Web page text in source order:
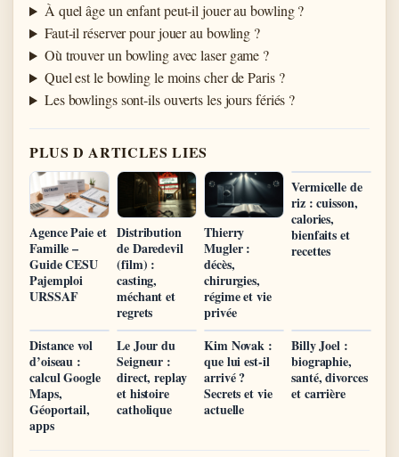
À quel âge un enfant peut-il jouer au bowling ?
Faut-il réserver pour jouer au bowling ?
Où trouver un bowling avec laser game ?
Quel est le bowling le moins cher de Paris ?
Les bowlings sont-ils ouverts les jours fériés ?
PLUS D ARTICLES LIES
Agence Paie et
Famille –
Guide CESU
Pajemploi
URSSAF
Distribution
de Daredevil
(film) :
casting,
méchant et
regrets
Thierry
Mugler :
décès,
chirurgies,
régime et vie
privée
Vermicelle de
riz : cuisson,
calories,
bienfaits et
recettes
Distance vol
d’oiseau :
calcul Google
Maps,
Géoportail,
apps
Le Jour du
Seigneur :
direct, replay
et histoire
catholique
Kim Novak :
que lui est-il
arrivé ?
Secrets et vie
actuelle
Billy Joel :
biographie,
santé, divorces
et carrière